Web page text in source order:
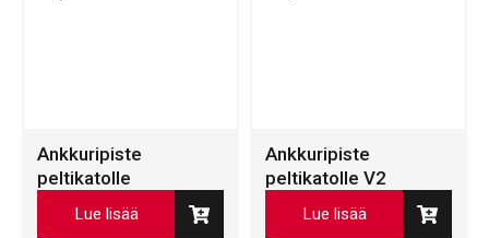
Ankkuripiste
peltikatolle
Lue lisää
Ankkuripiste
peltikatolle V2
Lue lisää